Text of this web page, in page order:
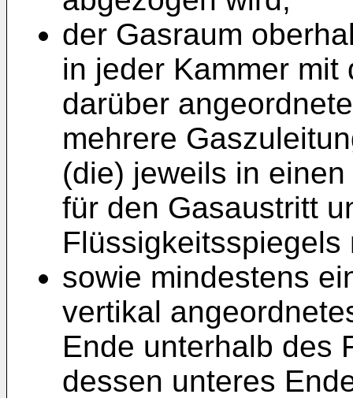
der Gasraum
in jeder Kammer
darüber
mehrere
(die) jeweils in
für den Gasaustritt
Flüssigkeitsspiegels
sowie mindestens
vertikal
Ende unterhalb des
dessen unteres